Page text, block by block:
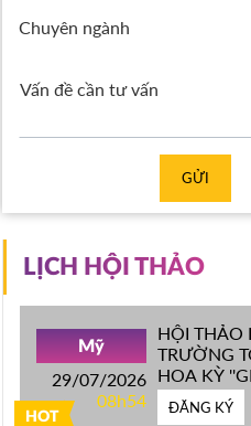
Chuyên ngành
GỬI
LỊCH HỘI THẢO
HOT
Mỹ
29/07/2026
08h54
HỘI THẢO
TRƯỜNG
HOA KỲ
IVY
ĐĂNG KÝ